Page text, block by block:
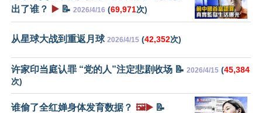
出了谁？
▶️ 📝 2026/4/16 (69,971次)
从星球大战到重返月球 2026/4/15 (42,352次)
许家印当庭认罪 “党的人”注定悲剧收场 📝 2026/4/15 (45,384
次)
谁偷了全红婵身体发育数据？ 🖼️▶️ 📝